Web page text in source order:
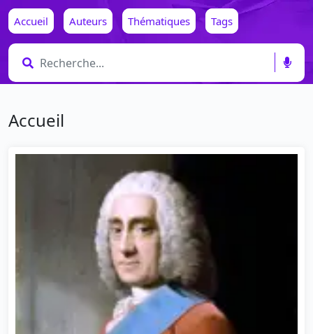
Accueil Auteurs Thématiques Tags
Accueil